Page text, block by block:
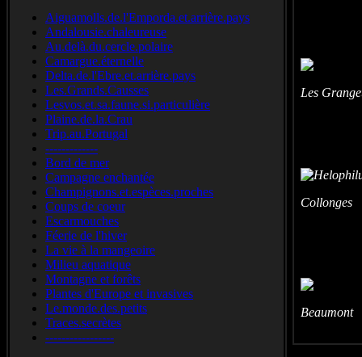
Aiguamolls.de.l'Emporda.et.arrière.pays
Andalousie.chaleureuse
Au.delà.du.cercle.polaire
Camargue.éternelle
Delta.de.l'Ebre.et.arrière.pays
Les.Grands.Causses
Lesvos.et.sa.faune.si.particulière
Plaine.de.la.Crau
Trip.au.Portugal
-------------
Bord de mer
Campagne enchantée
Champignons.et.espèces.proches
Coups de coeur
Escarmouches
Féerie de l'hiver
La vie à la mangeoire
Milieu aquatique
Montagne et forêts
Plantes d'Europe et invasives
Le.monde.des.petits
Traces.secrètes
-----------------
Les
Beaumont